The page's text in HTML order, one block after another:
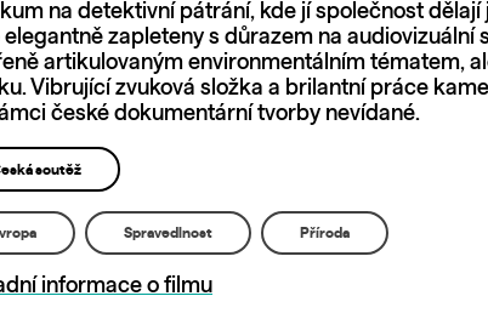
na detektivní pátrání, kde jí společnost dělají
elegantně zapleteny s důrazem na audiovizuální
artikulovaným environmentálním tématem,
Vibrující zvuková složka a brilantní práce
české dokumentární tvorby nevídané.
soutěž
Spravedlnost Příroda
informace o filmu